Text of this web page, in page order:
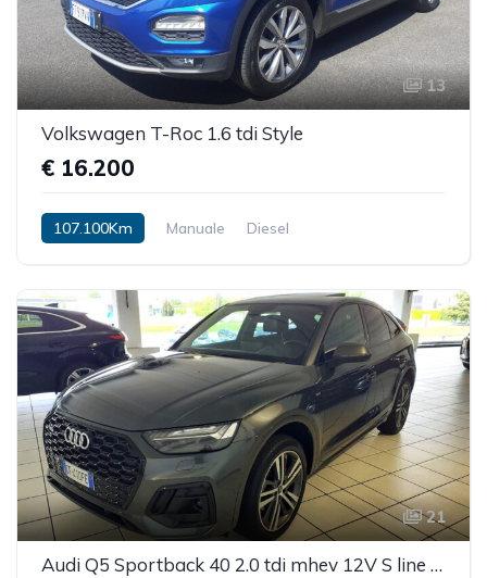
13
Volkswagen T-Roc 1.6 tdi Style
€ 16.200
107.100Km Manuale Diesel
21
Audi Q5 Sportback 40 2.0 tdi mhev 12V S line Plus quattro s-tronic